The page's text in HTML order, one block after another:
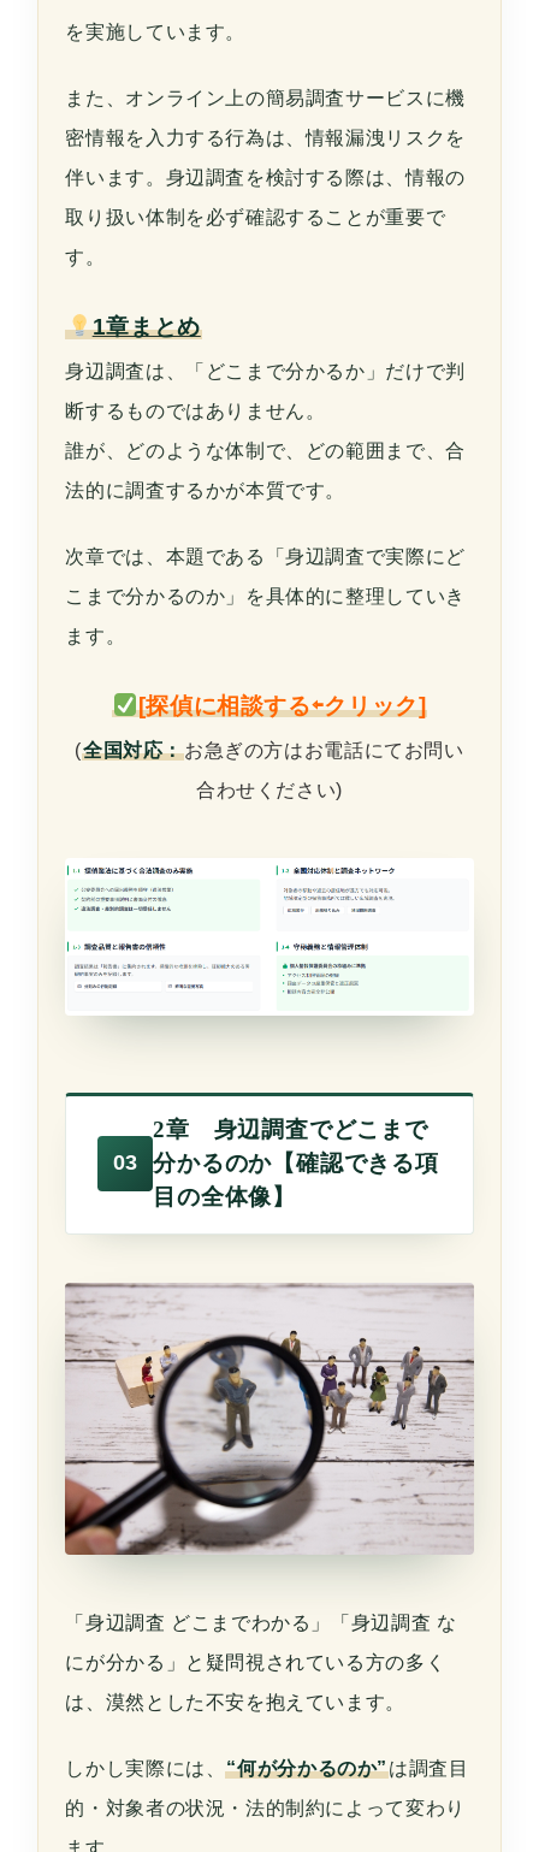
を実施しています。
また、オンライン上の簡易調査サービスに機
密情報を入力する行為は、情報漏洩リスクを
伴います。身辺調査を検討する際は、情報の
取り扱い体制を必ず確認することが重要で
す。
1章まとめ
身辺調査は、「どこまで分かるか」だけで判
断するものではありません。
誰が、どのような体制で、どの範囲まで、合
法的に調査するかが本質です。
次章では、本題である「身辺調査で実際にど
こまで分かるのか」を具体的に整理していき
ます。
[探偵に相談する⇦クリック]
(全国対応：お急ぎの方はお電話にてお問い
合わせください)
2章 身辺調査でどこまで
分かるのか【確認できる項
目の全体像】
「身辺調査 どこまでわかる」「身辺調査 な
にが分かる」と疑問視されている方の多く
は、漠然とした不安を抱えています。
しかし実際には、“何が分かるのか”は調査目
的・対象者の状況・法的制約によって変わり
ます。